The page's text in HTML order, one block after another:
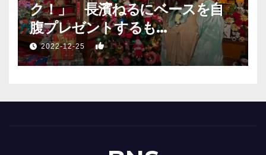
ク！」 長濱ねるにベースを自
腹プレゼントするも…
2022-12-25 1